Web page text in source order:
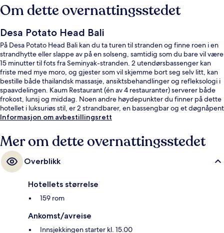
Om dette overnattingsstedet
Desa Potato Head Bali
På Desa Potato Head Bali kan du ta turen til stranden og finne roen i en
strandhytte eller slappe av på en solseng, samtidig som du bare vil være
15 minutter til fots fra Seminyak-stranden. 2 utendørsbassenger kan
friste med mye moro, og gjester som vil skjemme bort seg selv litt, kan
bestille både thailandsk massasje, ansiktsbehandlinger og refleksologi i
spaavdelingen. Kaum Restaurant (én av 4 restauranter) serverer både
frokost, lunsj og middag. Noen andre høydepunkter du finner på dette
hotellet i luksuriøs stil, er 2 strandbarer, en bassengbar og et døgnåpent
treningssenter. Mange skryter av bassenget og den vennlige
Informasjon om avbestillingsrett
Mer om dette overnattingsstedet
Overblikk
Hotellets størrelse
159 rom
Ankomst/avreise
Innsjekkingen starter kl. 15.00